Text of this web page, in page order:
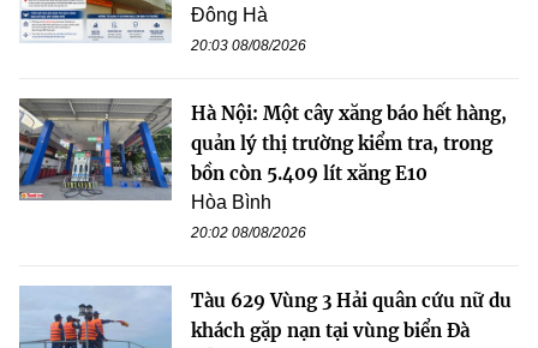
Đông Hà
20:03 08/08/2026
Hà Nội: Một cây xăng báo hết hàng,
quản lý thị trường kiểm tra, trong
bồn còn 5.409 lít xăng E10
Hòa Bình
20:02 08/08/2026
Tàu 629 Vùng 3 Hải quân cứu nữ du
khách gặp nạn tại vùng biển Đà